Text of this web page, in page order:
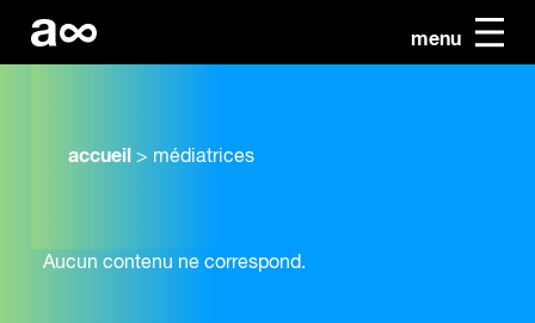
menu
accueil > médiatrices
Aucun contenu ne correspond.